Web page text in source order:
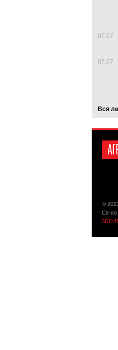
07.07
07.07
Вся
©
Св-во